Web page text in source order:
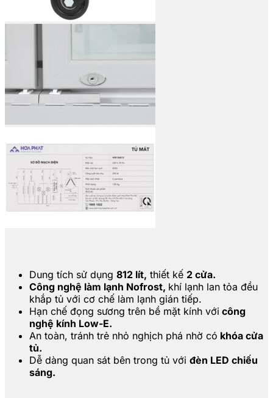
Dung tích sử dụng 812 lít, thiết kế 2 cửa.
Công nghệ làm lạnh Nofrost, khí lạnh lan tỏa đều
khắp tủ với cơ chế làm lạnh gián tiếp.
Hạn chế đọng sương trên bề mặt kính với công
nghệ kính Low-E.
An toàn, tránh trẻ nhỏ nghịch phá nhờ có khóa cửa
tủ.
Dễ dàng quan sát bên trong tủ với đèn LED chiếu
sáng.